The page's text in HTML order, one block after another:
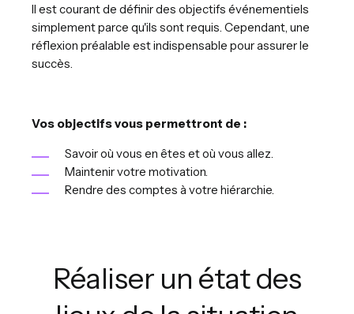
Il est courant de définir des objectifs événementiels
simplement parce qu'ils sont requis. Cependant, une
réflexion préalable est indispensable pour assurer le
succès.
Vos objectifs vous permettront de :
Savoir où vous en êtes et où vous allez.
Maintenir votre motivation.
Rendre des comptes à votre hiérarchie.
Réaliser un état des